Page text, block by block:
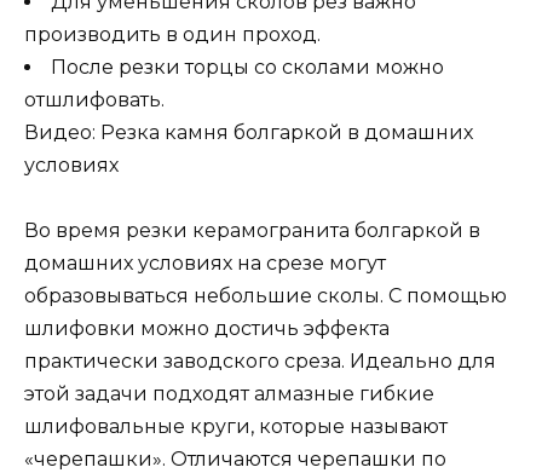
производить в один проход.
После резки торцы со сколами можно
отшлифовать.
Видео: Резка камня болгаркой в домашних
условиях
Во время резки керамогранита болгаркой в
домашних условиях на срезе могут
образовываться небольшие сколы. С помощью
шлифовки можно достичь эффекта
практически заводского среза. Идеально для
этой задачи подходят алмазные гибкие
шлифовальные круги, которые называют
«черепашки». Отличаются черепашки по